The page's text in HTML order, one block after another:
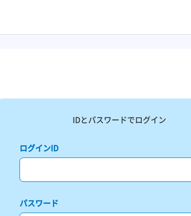
IDとパスワードでログイン
ログインID
パスワード